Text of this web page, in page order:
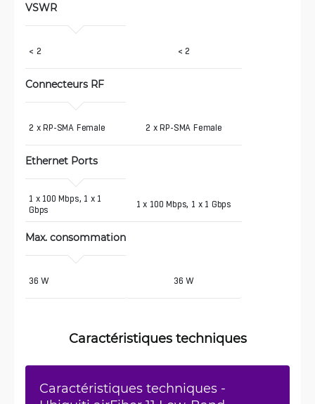
VSWR
< 2 < 2
Connecteurs RF
2 x RP-SMA Female 2 x RP-SMA Female
Ethernet Ports
1 x 100 Mbps, 1 x 1
Gbps
1 x 100 Mbps, 1 x 1 Gbps
Max. consommation
36 W 36 W
Caractéristiques techniques
Caractéristiques techniques -